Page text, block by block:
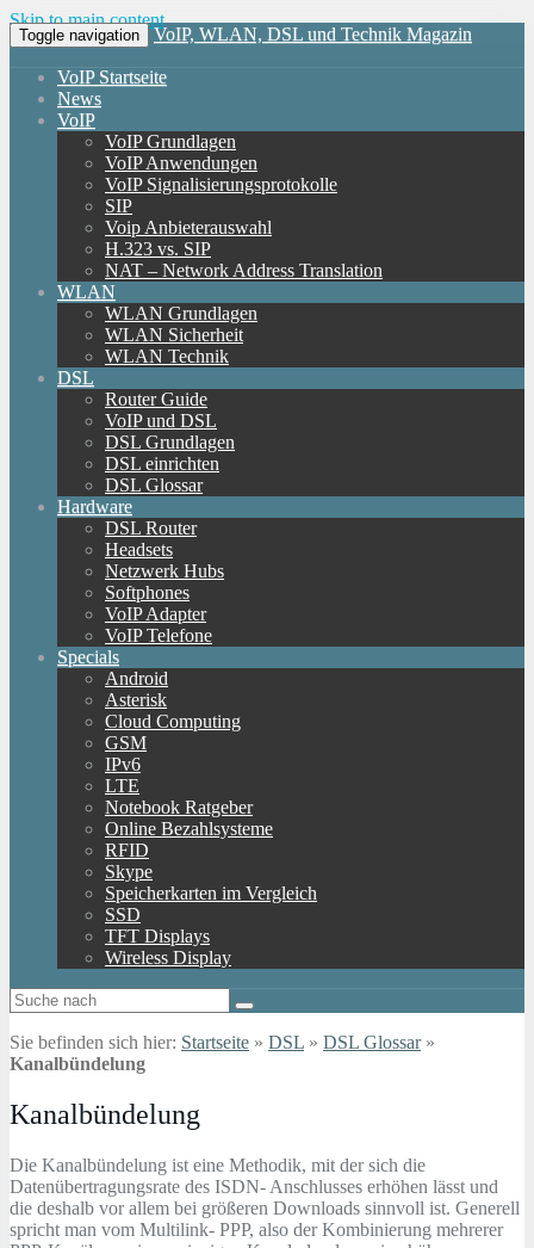
Skip to main content
Toggle navigation VoIP, WLAN, DSL und Technik Magazin
VoIP Startseite
News
VoIP
VoIP Grundlagen
VoIP Anwendungen
VoIP Signalisierungsprotokolle
SIP
Voip Anbieterauswahl
H.323 vs. SIP
NAT – Network Address Translation
WLAN
WLAN Grundlagen
WLAN Sicherheit
WLAN Technik
DSL
Router Guide
VoIP und DSL
DSL Grundlagen
DSL einrichten
DSL Glossar
Hardware
DSL Router
Headsets
Netzwerk Hubs
Softphones
VoIP Adapter
VoIP Telefone
Specials
Android
Asterisk
Cloud Computing
GSM
IPv6
LTE
Notebook Ratgeber
Online Bezahlsysteme
RFID
Skype
Speicherkarten im Vergleich
SSD
TFT Displays
Wireless Display
Sie befinden sich hier: Startseite » DSL » DSL Glossar»
Kanalbündelung
Kanalbündelung
Die Kanalbündelung ist eine Methodik, mit der sich die
Datenübertragungsrate des ISDN- Anschlusses erhöhen lässt und
die deshalb vor allem bei größeren Downloads sinnvoll ist. Generell
spricht man vom Multilink- PPP, also der Kombinierung mehrerer